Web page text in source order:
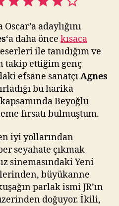
z
(2017)
adaylığını
‘a daha önce kısaca
ile tanıdığım ve
takip ettiğim genç
efsane sanatçıAgnes
bu harika
kapsamında Beyoğlu
fırsatı bulmuştum.
iyi yollarından
seyahate çıkmak
sinemasındaki Yeni
büyükanne
parlak ismi JR’ın
doğuyor. İkili,